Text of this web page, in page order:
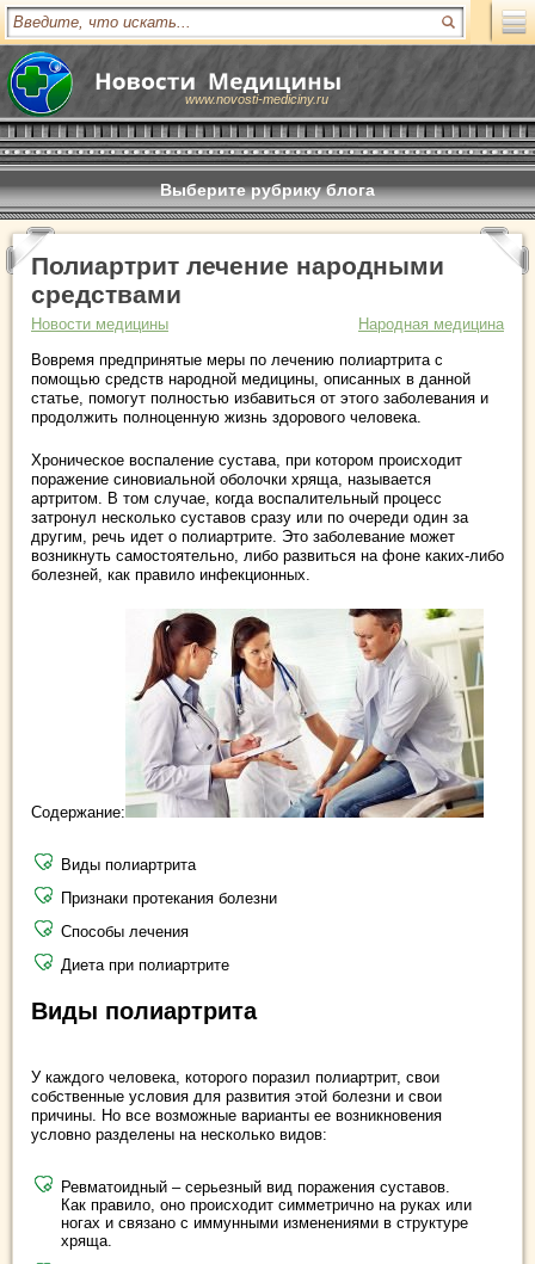
www.novosti-mediciny.ru
Выберите рубрику блога
Полиартрит лечение народными
средствами
Новости медицины
Народная медицина
Вовремя предпринятые меры по лечению полиартрита с
помощью средств народной медицины, описанных в данной
статье, помогут полностью избавиться от этого заболевания и
продолжить полноценную жизнь здорового человека.
Хроническое воспаление сустава, при котором происходит
поражение синовиальной оболочки хряща, называется
артритом. В том случае, когда воспалительный процесс
затронул несколько суставов сразу или по очереди один за
другим, речь идет о полиартрите. Это заболевание может
возникнуть самостоятельно, либо развиться на фоне каких-либо
болезней, как правило инфекционных.
Содержание:
Виды полиартрита
Признаки протекания болезни
Способы лечения
Диета при полиартрите
Виды полиартрита
У каждого человека, которого поразил полиартрит, свои
собственные условия для развития этой болезни и свои
причины. Но все возможные варианты ее возникновения
условно разделены на несколько видов:
Ревматоидный – серьезный вид поражения суставов.
Как правило, оно происходит симметрично на руках или
ногах и связано с иммунными изменениями в структуре
хряща.